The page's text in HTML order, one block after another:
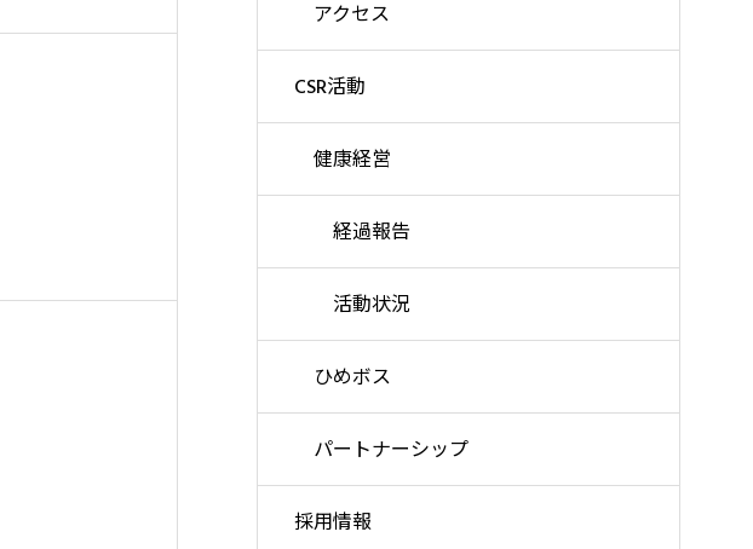
アクセス
CSR活動
健康経営
経過報告
活動状況
ひめボス
パートナーシップ
採用情報